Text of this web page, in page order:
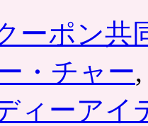
ーポン共
・チャー
ィーアイ